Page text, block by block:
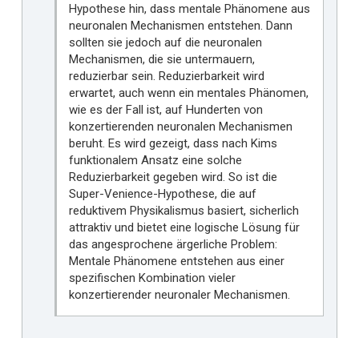
Hypothese hin, dass mentale Phänomene aus
neuronalen Mechanismen entstehen. Dann
sollten sie jedoch auf die neuronalen
Mechanismen, die sie untermauern,
reduzierbar sein. Reduzierbarkeit wird
erwartet, auch wenn ein mentales Phänomen,
wie es der Fall ist, auf Hunderten von
konzertierenden neuronalen Mechanismen
beruht. Es wird gezeigt, dass nach Kims
funktionalem Ansatz eine solche
Reduzierbarkeit gegeben wird. So ist die
Super-Venience-Hypothese, die auf
reduktivem Physikalismus basiert, sicherlich
attraktiv und bietet eine logische Lösung für
das angesprochene ärgerliche Problem:
Mentale Phänomene entstehen aus einer
spezifischen Kombination vieler
konzertierender neuronaler Mechanismen.